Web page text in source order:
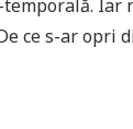
Iar
ce s-ar opri